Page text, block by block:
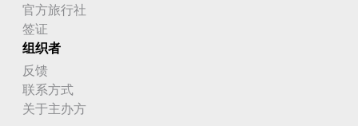
官方旅行社
签证
组织者
反馈
联系方式
关于主办方